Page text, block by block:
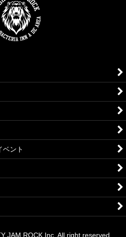
ベント
JAM ROCK Inc. All right reserved.